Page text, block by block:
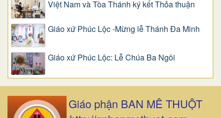
Việt Nam và Tòa Thánh ký kết Thỏa thuận
Giáo xứ Phúc Lộc -Mừng lễ Thánh Đa Minh
Giáo xứ Phúc Lộc: Lễ Chúa Ba Ngôi
Giáo phận BAN MÊ THUỘT